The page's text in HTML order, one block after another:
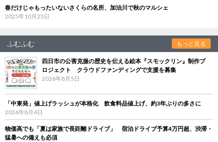
春だけじゃもったいないさくらの名所、加治川で秋のマルシェ
2025年10月23日
ふむふむ もっと見る
四日市の公害克服の歴史を伝える絵本『スモックリン』制作プ
ロジェクト クラウドファンディングで支援を募集
2026年8月5日
「中東発」値上げラッシュが本格化 飲食料品値上げ、約3年ぶりの多さに
2026年8月4日
物価高でも「夏は家族で長距離ドライブ」 宿泊ドライブ予算4万円超、渋滞・
猛暑への備えも必須